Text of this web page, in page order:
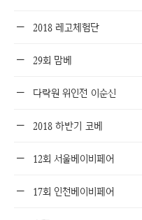
2018 레고체험단
29회 맘베
다락원 위인전 이순신
2018 하반기 코베
12회 서울베이비페어
17회 인천베이비페어